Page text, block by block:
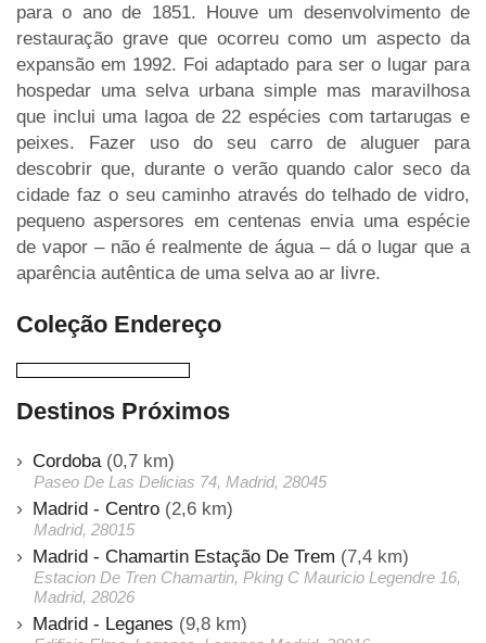
para o ano de 1851. Houve um desenvolvimento de
restauração grave que ocorreu como um aspecto da
expansão em 1992. Foi adaptado para ser o lugar para
hospedar uma selva urbana simple mas maravilhosa
que inclui uma lagoa de 22 espécies com tartarugas e
peixes. Fazer uso do seu carro de aluguer para
descobrir que, durante o verão quando calor seco da
cidade faz o seu caminho através do telhado de vidro,
pequeno aspersores em centenas envia uma espécie
de vapor – não é realmente de água – dá o lugar que a
aparência autêntica de uma selva ao ar livre.
Coleção Endereço
Destinos Próximos
Cordoba (0,7 km)
Paseo De Las Delicias 74, Madrid, 28045
Madrid - Centro (2,6 km)
Madrid, 28015
Madrid - Chamartin Estação De Trem (7,4 km)
Estacion De Tren Chamartin, Pking C Mauricio Legendre 16,
Madrid, 28026
Madrid - Leganes (9,8 km)